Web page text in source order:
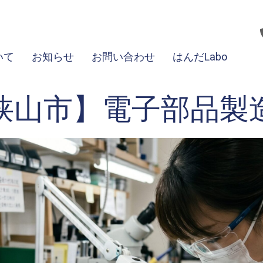
て お知らせ お問い合わせ はんだLabo
山市】電子部品製